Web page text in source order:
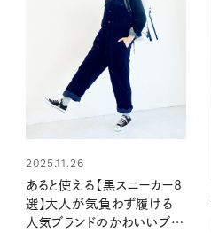
2025.11.26
あると使える【黒スニーカー8
選】大人が気負わず履ける
人気ブランドのかわいいブラ